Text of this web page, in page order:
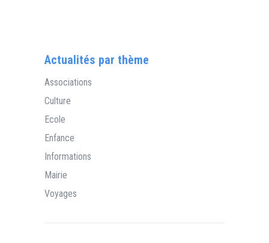
Actualités par thème
Associations
Culture
Ecole
Enfance
Informations
Mairie
Voyages